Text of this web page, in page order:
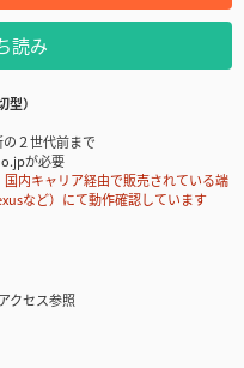
読み
）
２世代前まで
が必要
内キャリア経由で販売されている端
など）にて動作確認しています
クセス参照